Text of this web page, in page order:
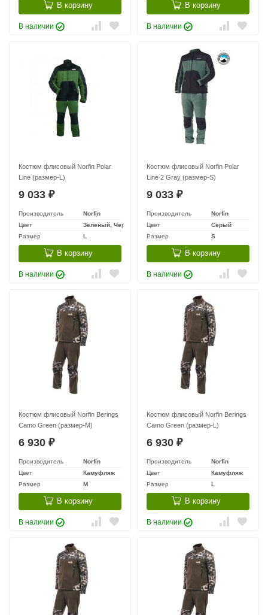
В корзину
В наличии
В корзину
В наличии
Костюм флисовый Norfin Polar
Line (размер-L)
9 033 ₽
Производитель
Norfin
Цвет
Зеленый, Черный
Размер
L
В корзину
В наличии
Костюм флисовый Norfin Polar
Line 2 Gray (размер-S)
9 033 ₽
Производитель
Norfin
Цвет
Серый
Размер
S
В корзину
В наличии
Костюм флисовый Norfin Berings
Camo Green (размер-M)
6 930 ₽
Производитель
Norfin
Цвет
Камуфляж
Размер
M
В корзину
В наличии
Костюм флисовый Norfin Berings
Camo Green (размер-L)
6 930 ₽
Производитель
Norfin
Цвет
Камуфляж
Размер
L
В корзину
В наличии